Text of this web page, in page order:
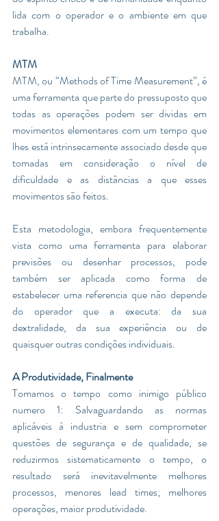
lida com o operador e o ambiente em que
trabalha.
MTM
MTM, ou “Methods of Time Measurement”, é
uma ferramenta que parte do pressuposto que
todas as operações podem ser dividas em
movimentos elementares com um tempo que
lhes está intrinsecamente associado desde que
tomadas em consideração o nível de
dificuldade e as distâncias a que esses
movimentos são feitos.
Esta metodologia, embora frequentemente
vista como uma ferramenta para elaborar
previsões ou desenhar processos, pode
também ser aplicada como forma de
estabelecer uma referencia que não depende
do operador que a executa: da sua
dextralidade, da sua experiência ou de
quaisquer outras condições individuais.
A Produtividade, Finalmente
Tomamos o tempo como inimigo público
numero 1: Salvaguardando as normas
aplicáveis à industria e sem comprometer
questões de segurança e de qualidade, se
reduzirmos sistematicamente o tempo, o
resultado será inevitavelmente melhores
processos, menores lead times; melhores
operações, maior produtividade.